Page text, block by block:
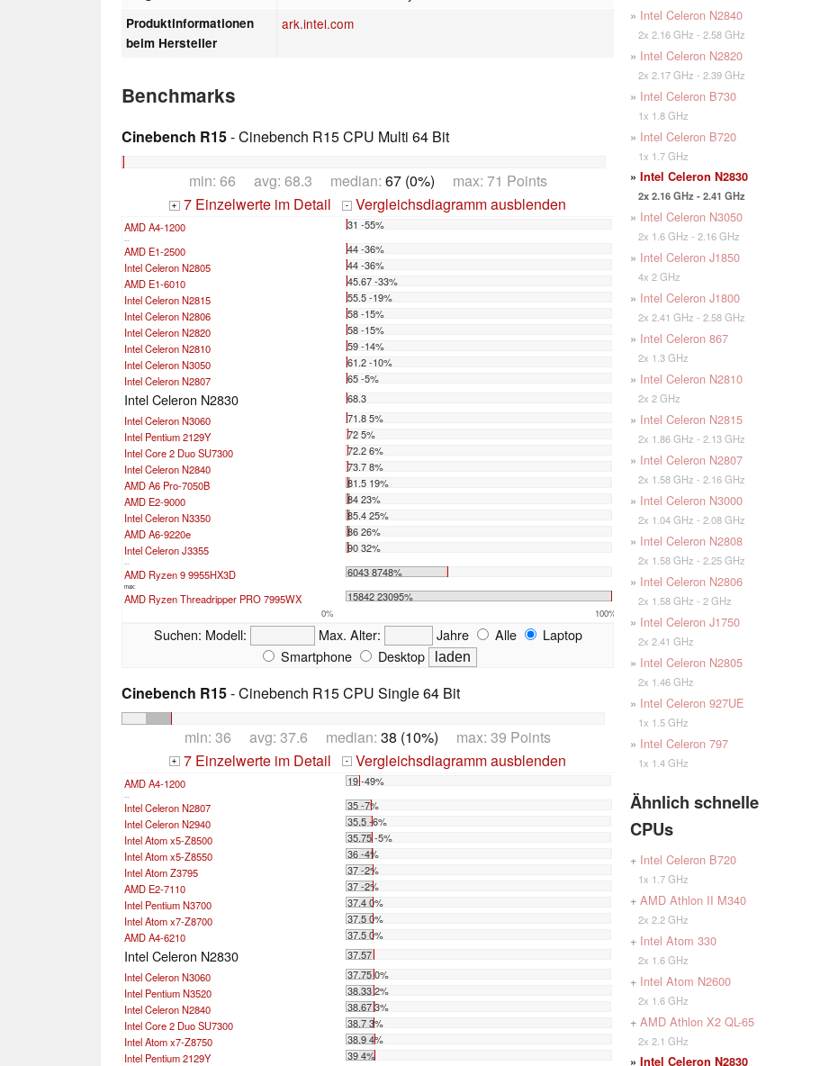
Produktinformationen
beim Hersteller
ark.intel.com
Benchmarks
Cinebench R15- Cinebench R15 CPU Multi 64 Bit
min: 66 avg: 68.3 median: 67 (0%) max: 71 Points
+ 7 Einzelwerte im Detail - Vergleichsdiagramm ausblenden
AMD A4-1200 31 -55%
AMD E1-2500
44 -36%
Intel Celeron N2805
44 -36%
AMD E1-6010
45.67 -33%
Intel Celeron N2815
55.5 -19%
Intel Celeron N2806
58 -15%
Intel Celeron N2820
58 -15%
Intel Celeron N2810
59 -14%
Intel Celeron N3050
61.2 -10%
Intel Celeron N2807
65 -5%
Intel Celeron N2830
68.3
Intel Celeron N3060
71.8 5%
Intel Pentium 2129Y
72 5%
Intel Core 2 Duo SU7300
72.2 6%
Intel Celeron N2840
73.7 8%
AMD A6 Pro-7050B
81.5 19%
AMD E2-9000
84 23%
Intel Celeron N3350
85.4 25%
AMD A6-9220e
86 26%
Intel Celeron J3355
90 32%
AMD Ryzen 9 9955HX3D 6043 8748%
max:
AMD Ryzen Threadripper PRO 7995WX 15842 23095%
0% 100%
Suchen: Modell: Max. Alter: Jahre Alle
Laptop
Smartphone
Desktop
Cinebench R15- Cinebench R15 CPU Single 64 Bit
min: 36 avg: 37.6 median: 38 (10%) max: 39 Points
+ 7 Einzelwerte im Detail - Vergleichsdiagramm ausblenden
AMD A4-1200 19 -49%
Intel Celeron N2807
35 -7%
Intel Celeron N2940
35.5 -6%
Intel Atom x5-Z8500
35.75 -5%
Intel Atom x5-Z8550
36 -4%
Intel Atom Z3795
37 -2%
AMD E2-7110
37 -2%
Intel Pentium N3700
37.4 0%
Intel Atom x7-Z8700
37.5 0%
AMD A4-6210
37.5 0%
Intel Celeron N2830
37.57
Intel Celeron N3060
37.75 0%
Intel Pentium N3520
38.33 2%
Intel Celeron N2840
38.67 3%
Intel Core 2 Duo SU7300
38.7 3%
Intel Atom x7-Z8750
38.9 4%
Intel Pentium 2129Y
39 4%
» Intel Celeron N2840
2x 2.16 GHz - 2.58 GHz
» Intel Celeron N2820
2x 2.17 GHz - 2.39 GHz
» Intel Celeron B730
1x 1.8 GHz
» Intel Celeron B720
1x 1.7 GHz
» Intel Celeron N2830
2x 2.16 GHz - 2.41 GHz
» Intel Celeron N3050
2x 1.6 GHz - 2.16 GHz
» Intel Celeron J1850
4x 2 GHz
» Intel Celeron J1800
2x 2.41 GHz - 2.58 GHz
» Intel Celeron 867
2x 1.3 GHz
» Intel Celeron N2810
2x 2 GHz
» Intel Celeron N2815
2x 1.86 GHz - 2.13 GHz
» Intel Celeron N2807
2x 1.58 GHz - 2.16 GHz
» Intel Celeron N3000
2x 1.04 GHz - 2.08 GHz
» Intel Celeron N2808
2x 1.58 GHz - 2.25 GHz
» Intel Celeron N2806
2x 1.58 GHz - 2 GHz
» Intel Celeron J1750
2x 2.41 GHz
» Intel Celeron N2805
2x 1.46 GHz
» Intel Celeron 927UE
1x 1.5 GHz
» Intel Celeron 797
1x 1.4 GHz
Ähnlich schnelle
CPUs
+ Intel Celeron B720
1x 1.7 GHz
+ AMD Athlon II M340
2x 2.2 GHz
+ Intel Atom 330
2x 1.6 GHz
+ Intel Atom N2600
2x 1.6 GHz
+ AMD Athlon X2 QL-65
2x 2.1 GHz
» Intel Celeron N2830